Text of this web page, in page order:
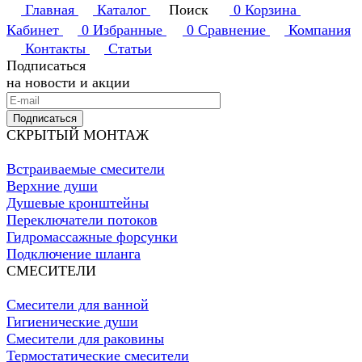
Главная Каталог Поиск 0 Корзина
Кабинет
0 Избранные 0 Сравнение
Компания
Контакты
Статьи
Подписаться
на новости и акции
Подписаться
СКРЫТЫЙ МОНТАЖ
Встраиваемые смесители
Верхние души
Душевые кронштейны
Переключатели потоков
Гидромассажные форсунки
Подключение шланга
СМЕСИТЕЛИ
Смесители для ванной
Гигиенические души
Смесители для раковины
Термостатические смесители